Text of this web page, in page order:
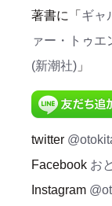
著書に「 ギャ
ァー・トゥエ
(新潮社) 」
twitter
Facebook お
Instagram